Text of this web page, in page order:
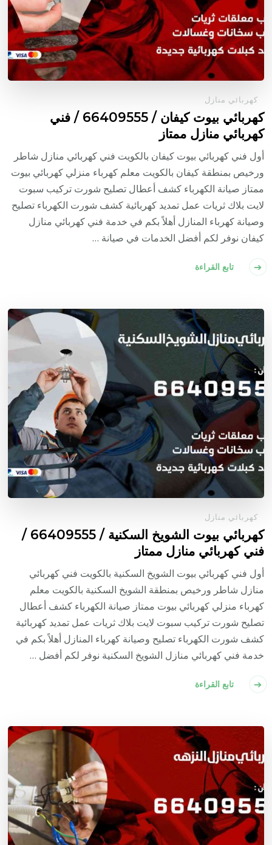
كهربائي منازل
كهربائي بيوت كيفان / 66409555 / فني
كهربائي منازل ممتاز
أول فني كهربائي بيوت كيفان بالكويت فني كهربائي منازل شاطر
ورخيص بمنطقة كيفان بالكويت معلم كهرباء منزلي كهربائي بيوت
ممتاز صيانة الكهرباء كشف أعطال تصليح شورت تركيب سبوت
لايت بلاك ثريات عمل تمديد كهربائية كشف شورت الكهرباء تصليح
وصيانة كهرباء المنازل أهلاً بكم في خدمة فني كهربائي منازل
كيفان نوفر لكم أفضل الخدمات في صيانة …
تابع القراءة
كهربائي منازل
كهربائي بيوت الشويخ السكنية / 66409555 /
فني كهربائي منازل ممتاز
أول فني كهربائي بيوت الشويخ السكنية بالكويت فني كهربائي
منازل شاطر ورخيص بمنطقة الشويخ السكنية بالكويت معلم
كهرباء منزلي كهربائي بيوت ممتاز صيانة الكهرباء كشف أعطال
تصليح شورت تركيب سبوت لايت بلاك ثريات عمل تمديد كهربائية
كشف شورت الكهرباء تصليح وصيانة كهرباء المنازل أهلاً بكم في
خدمة فني كهربائي منازل الشويخ السكنية نوفر لكم أفضل …
تابع القراءة